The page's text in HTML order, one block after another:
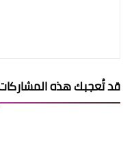
قد تُعجبك هذه